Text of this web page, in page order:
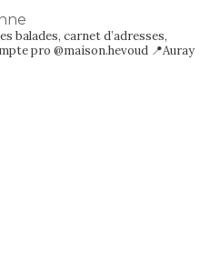
balades, carnet d’adresses,
pro @maison.hevoud 📍Auray